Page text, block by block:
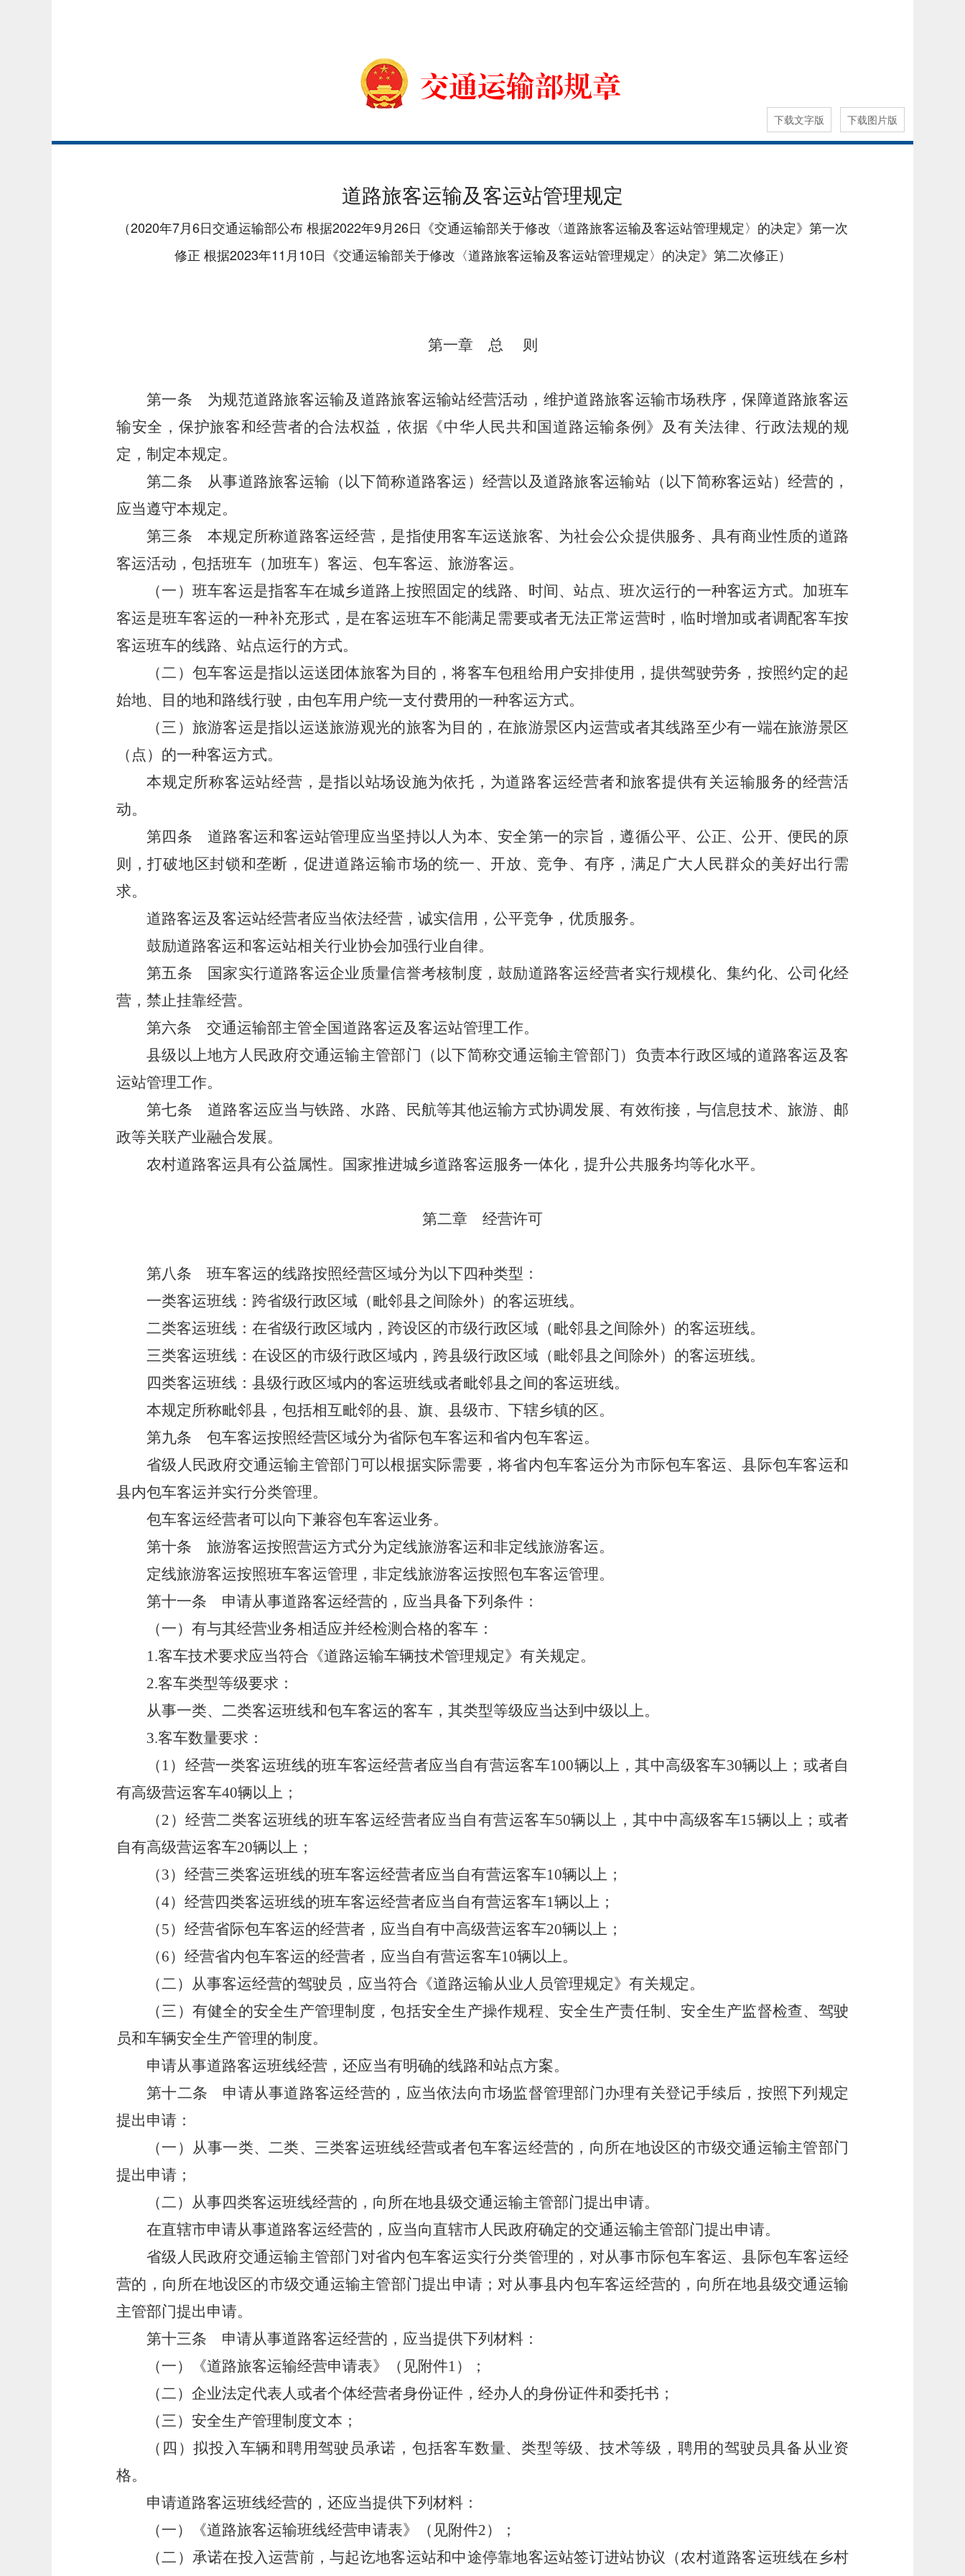
下载文字版 下载图片版
道路旅客运输及客运站管理规定
（2020年7月6日交通运输部公布 根据2022年9月26日《交通运输部关于修改〈道路旅客运输及客运站管理规定〉的决定》第一次
修正 根据2023年11月10日《交通运输部关于修改〈道路旅客运输及客运站管理规定〉的决定》第二次修正）
第一章 总 则
第一条 为规范道路旅客运输及道路旅客运输站经营活动，维护道路旅客运输市场秩序，保障道路旅客运
输安全，保护旅客和经营者的合法权益，依据《中华人民共和国道路运输条例》及有关法律、行政法规的规
定，制定本规定。
第二条 从事道路旅客运输（以下简称道路客运）经营以及道路旅客运输站（以下简称客运站）经营的，
应当遵守本规定。
第三条 本规定所称道路客运经营，是指使用客车运送旅客、为社会公众提供服务、具有商业性质的道路
客运活动，包括班车（加班车）客运、包车客运、旅游客运。
（一）班车客运是指客车在城乡道路上按照固定的线路、时间、站点、班次运行的一种客运方式。加班车
客运是班车客运的一种补充形式，是在客运班车不能满足需要或者无法正常运营时，临时增加或者调配客车按
客运班车的线路、站点运行的方式。
（二）包车客运是指以运送团体旅客为目的，将客车包租给用户安排使用，提供驾驶劳务，按照约定的起
始地、目的地和路线行驶，由包车用户统一支付费用的一种客运方式。
（三）旅游客运是指以运送旅游观光的旅客为目的，在旅游景区内运营或者其线路至少有一端在旅游景区
（点）的一种客运方式。
本规定所称客运站经营，是指以站场设施为依托，为道路客运经营者和旅客提供有关运输服务的经营活
动。
第四条 道路客运和客运站管理应当坚持以人为本、安全第一的宗旨，遵循公平、公正、公开、便民的原
则，打破地区封锁和垄断，促进道路运输市场的统一、开放、竞争、有序，满足广大人民群众的美好出行需
求。
道路客运及客运站经营者应当依法经营，诚实信用，公平竞争，优质服务。
鼓励道路客运和客运站相关行业协会加强行业自律。
第五条 国家实行道路客运企业质量信誉考核制度，鼓励道路客运经营者实行规模化、集约化、公司化经
营，禁止挂靠经营。
第六条 交通运输部主管全国道路客运及客运站管理工作。
县级以上地方人民政府交通运输主管部门（以下简称交通运输主管部门）负责本行政区域的道路客运及客
运站管理工作。
第七条 道路客运应当与铁路、水路、民航等其他运输方式协调发展、有效衔接，与信息技术、旅游、邮
政等关联产业融合发展。
农村道路客运具有公益属性。国家推进城乡道路客运服务一体化，提升公共服务均等化水平。
第二章 经营许可
第八条 班车客运的线路按照经营区域分为以下四种类型：
一类客运班线：跨省级行政区域（毗邻县之间除外）的客运班线。
二类客运班线：在省级行政区域内，跨设区的市级行政区域（毗邻县之间除外）的客运班线。
三类客运班线：在设区的市级行政区域内，跨县级行政区域（毗邻县之间除外）的客运班线。
四类客运班线：县级行政区域内的客运班线或者毗邻县之间的客运班线。
本规定所称毗邻县，包括相互毗邻的县、旗、县级市、下辖乡镇的区。
第九条 包车客运按照经营区域分为省际包车客运和省内包车客运。
省级人民政府交通运输主管部门可以根据实际需要，将省内包车客运分为市际包车客运、县际包车客运和
县内包车客运并实行分类管理。
包车客运经营者可以向下兼容包车客运业务。
第十条 旅游客运按照营运方式分为定线旅游客运和非定线旅游客运。
定线旅游客运按照班车客运管理，非定线旅游客运按照包车客运管理。
第十一条 申请从事道路客运经营的，应当具备下列条件：
（一）有与其经营业务相适应并经检测合格的客车：
1.客车技术要求应当符合《道路运输车辆技术管理规定》有关规定。
2.客车类型等级要求：
从事一类、二类客运班线和包车客运的客车，其类型等级应当达到中级以上。
3.客车数量要求：
（1）经营一类客运班线的班车客运经营者应当自有营运客车100辆以上，其中高级客车30辆以上；或者自
有高级营运客车40辆以上；
（2）经营二类客运班线的班车客运经营者应当自有营运客车50辆以上，其中中高级客车15辆以上；或者
自有高级营运客车20辆以上；
（3）经营三类客运班线的班车客运经营者应当自有营运客车10辆以上；
（4）经营四类客运班线的班车客运经营者应当自有营运客车1辆以上；
（5）经营省际包车客运的经营者，应当自有中高级营运客车20辆以上；
（6）经营省内包车客运的经营者，应当自有营运客车10辆以上。
（二）从事客运经营的驾驶员，应当符合《道路运输从业人员管理规定》有关规定。
（三）有健全的安全生产管理制度，包括安全生产操作规程、安全生产责任制、安全生产监督检查、驾驶
员和车辆安全生产管理的制度。
申请从事道路客运班线经营，还应当有明确的线路和站点方案。
第十二条 申请从事道路客运经营的，应当依法向市场监督管理部门办理有关登记手续后，按照下列规定
提出申请：
（一）从事一类、二类、三类客运班线经营或者包车客运经营的，向所在地设区的市级交通运输主管部门
提出申请；
（二）从事四类客运班线经营的，向所在地县级交通运输主管部门提出申请。
在直辖市申请从事道路客运经营的，应当向直辖市人民政府确定的交通运输主管部门提出申请。
省级人民政府交通运输主管部门对省内包车客运实行分类管理的，对从事市际包车客运、县际包车客运经
营的，向所在地设区的市级交通运输主管部门提出申请；对从事县内包车客运经营的，向所在地县级交通运输
主管部门提出申请。
第十三条 申请从事道路客运经营的，应当提供下列材料：
（一）《道路旅客运输经营申请表》（见附件1）；
（二）企业法定代表人或者个体经营者身份证件，经办人的身份证件和委托书；
（三）安全生产管理制度文本；
（四）拟投入车辆和聘用驾驶员承诺，包括客车数量、类型等级、技术等级，聘用的驾驶员具备从业资
格。
申请道路客运班线经营的，还应当提供下列材料：
（一）《道路旅客运输班线经营申请表》（见附件2）；
（二）承诺在投入运营前，与起讫地客运站和中途停靠地客运站签订进站协议（农村道路客运班线在乡村